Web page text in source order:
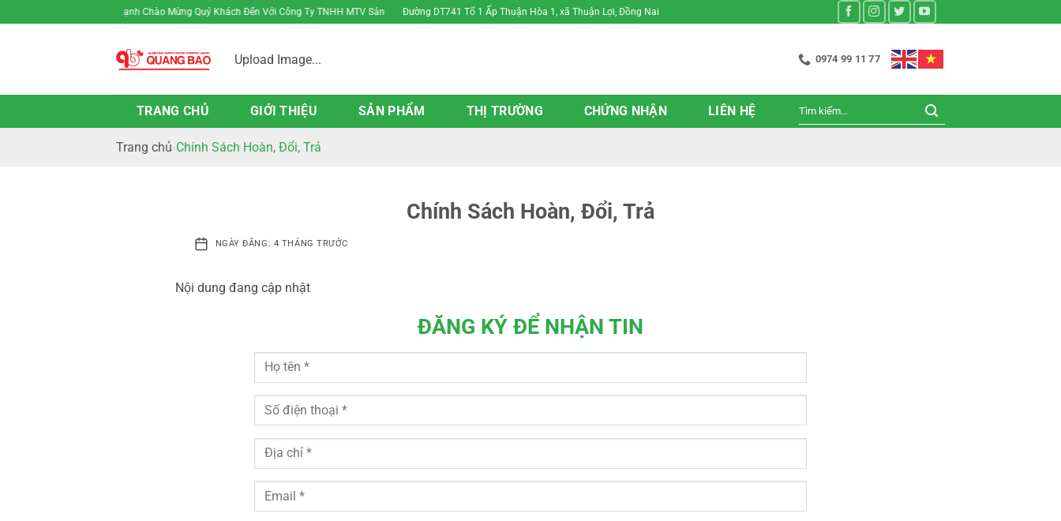
qua
Hân Hạnh Chào Mừng Quý Khách Đến Với Công Ty TNHH MTV Sản Xuất Thương Mại Phú ThủyĐường DT741 Tổ 1 Ấp Thuận Hòa 1, xã Thuận Lợi, Đồng Nai
Upload Image... 0974 99 11 77
TRANG CHỦ GIỚI THIỆU SẢN PHẨM THỊ TRƯỜNG CHỨNG NHẬN LIÊN HỆ
Tìm
Trang chủ Chính Sách Hoàn, Đổi, Trả
Chính Sách Hoàn, Đổi, Trả
NGÀY ĐĂNG: 4 THÁNG TRƯỚC
Nội dung đang cập nhật
ĐĂNG KÝ ĐỂ NHẬN TIN